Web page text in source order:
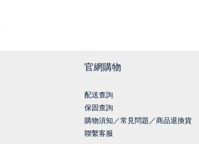
官網購物
配送查詢
保固查詢
購物須知／常見問題／商品退換貨
聯繫客服